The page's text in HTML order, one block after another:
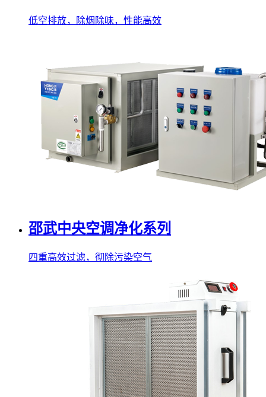
低空排放，除烟除味，性能高效
邵武中央空调净化系列
四重高效过滤，彻除污染空气